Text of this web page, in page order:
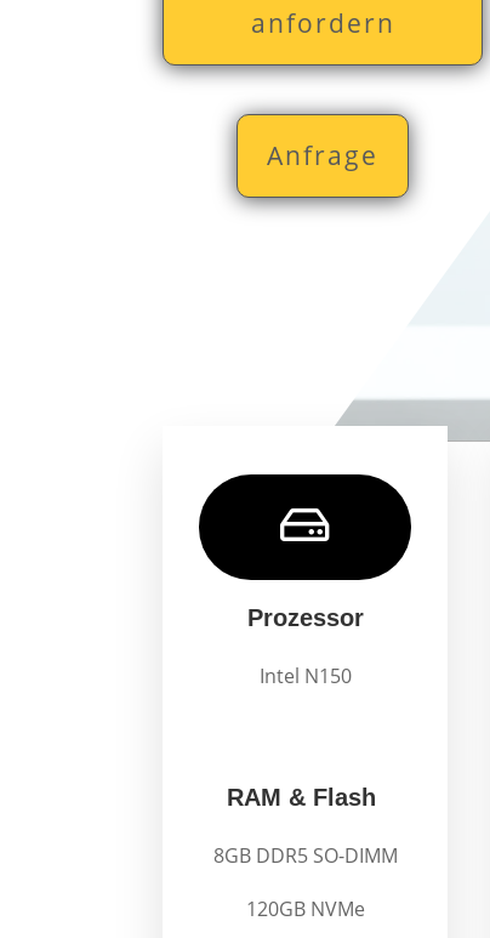
anfordern
Anfrage

Prozessor
Intel N150
RAM & Flash
8GB DDR5 SO-DIMM
120GB NVMe